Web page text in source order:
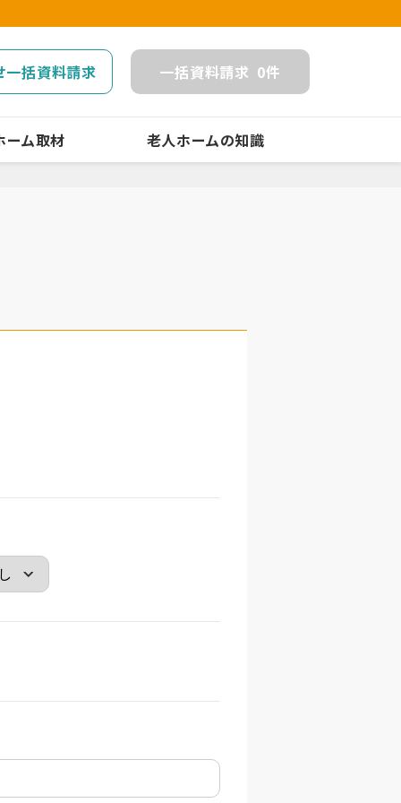
一括資料請求 一括資料請求 0件
ーム取材 老人ホームの知識